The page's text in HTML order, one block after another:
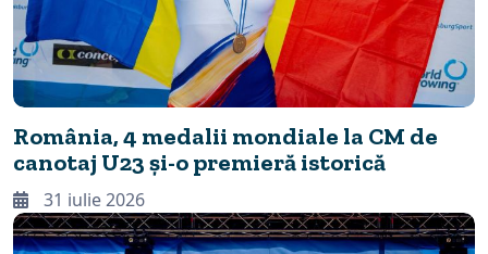
România, 4 medalii mondiale la CM de
canotaj U23 și-o premieră istorică
31 iulie 2026